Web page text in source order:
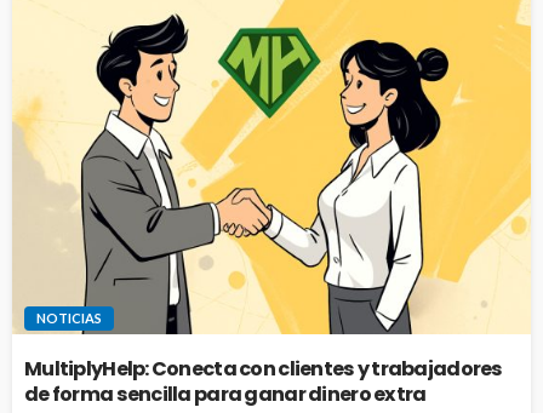
NOTICIAS
MultiplyHelp: Conecta con clientes y trabajadores
de forma sencilla para ganar dinero extra